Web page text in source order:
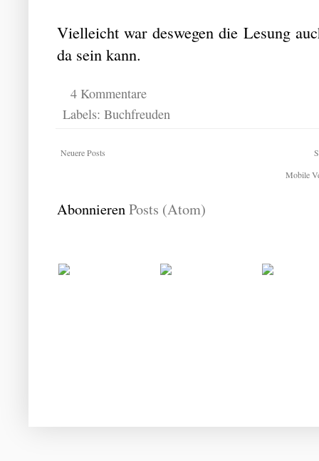
Vielleicht war deswegen die Lesung
da sein kann.
4 Kommentare
Labels: Buchfreuden
Neuere Posts
Mobile
AbonnierenPosts (Atom)